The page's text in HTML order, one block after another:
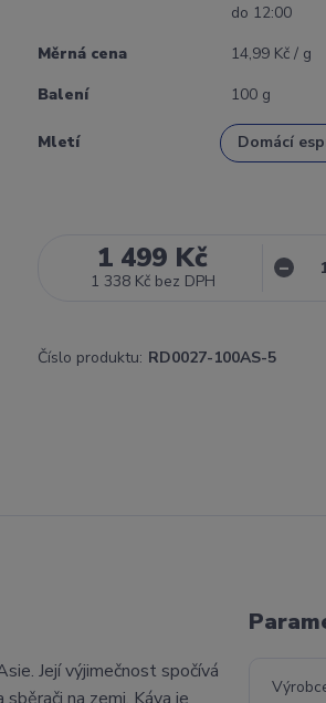
do 12:00
Měrná cena
14,99 Kč / g
Balení
100 g
Mletí
1 499 Kč
1 338 Kč bez DPH
Číslo produktu: RD0027-100AS-5
Její výjimečnost spočívá
na zemi. Káva je